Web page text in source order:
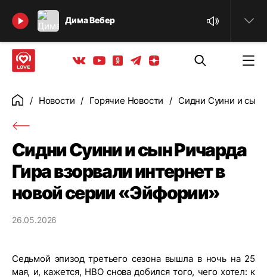
Дима Вебер
Найти
Вконтакте
YoutubeОдноклассники
ТелеграмЯндекс дзен
ГлавнаяНовости Горячие Новости Сидни Суини и сын
Сидни Суини и сын Ричарда
Гира взорвали интернет в
новой серии «Эйфории»
26.05.2026
Седьмой эпизод третьего сезона вышла в ночь на 25
мая, и, кажется, HBO снова добился того, чего хотел: к